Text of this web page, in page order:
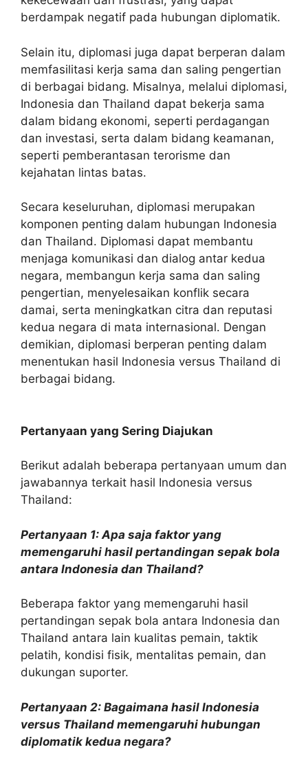
berdampak negatif pada hubungan diplomatik.
Selain itu, diplomasi juga dapat berperan dalam
memfasilitasi kerja sama dan saling pengertian
di berbagai bidang. Misalnya, melalui diplomasi,
Indonesia dan Thailand dapat bekerja sama
dalam bidang ekonomi, seperti perdagangan
dan investasi, serta dalam bidang keamanan,
seperti pemberantasan terorisme dan
kejahatan lintas batas.
Secara keseluruhan, diplomasi merupakan
komponen penting dalam hubungan Indonesia
dan Thailand. Diplomasi dapat membantu
menjaga komunikasi dan dialog antar kedua
negara, membangun kerja sama dan saling
pengertian, menyelesaikan konflik secara
damai, serta meningkatkan citra dan reputasi
kedua negara di mata internasional. Dengan
demikian, diplomasi berperan penting dalam
menentukan hasil Indonesia versus Thailand di
berbagai bidang.
Pertanyaan yang Sering Diajukan
Berikut adalah beberapa pertanyaan umum dan
jawabannya terkait hasil Indonesia versus
Thailand:
Pertanyaan 1: Apa saja faktor yang
memengaruhi hasil pertandingan sepak bola
antara Indonesia dan Thailand?
Beberapa faktor yang memengaruhi hasil
pertandingan sepak bola antara Indonesia dan
Thailand antara lain kualitas pemain, taktik
pelatih, kondisi fisik, mentalitas pemain, dan
dukungan suporter.
Pertanyaan 2: Bagaimana hasil Indonesia
versus Thailand memengaruhi hubungan
diplomatik kedua negara?